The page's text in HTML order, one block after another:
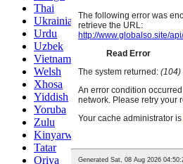
Thai
Ukrainian
Urdu
Uzbek
Vietnamese
Welsh
Xhosa
Yiddish
Yoruba
Zulu
Kinyarwanda
Tatar
Oriya